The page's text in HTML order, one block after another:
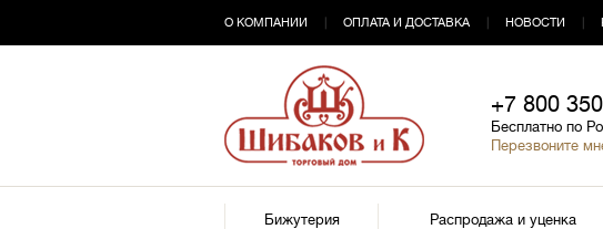
О КОМПАНИИ ОПЛАТА И ДОСТАВКА НОВОСТИ
+7 800
Бесплатно по
Перезвоните
Бижутерия Распродажа и уценка